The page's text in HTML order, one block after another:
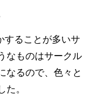
することが多いサ
なものはサークル
なるので、色々と
た。